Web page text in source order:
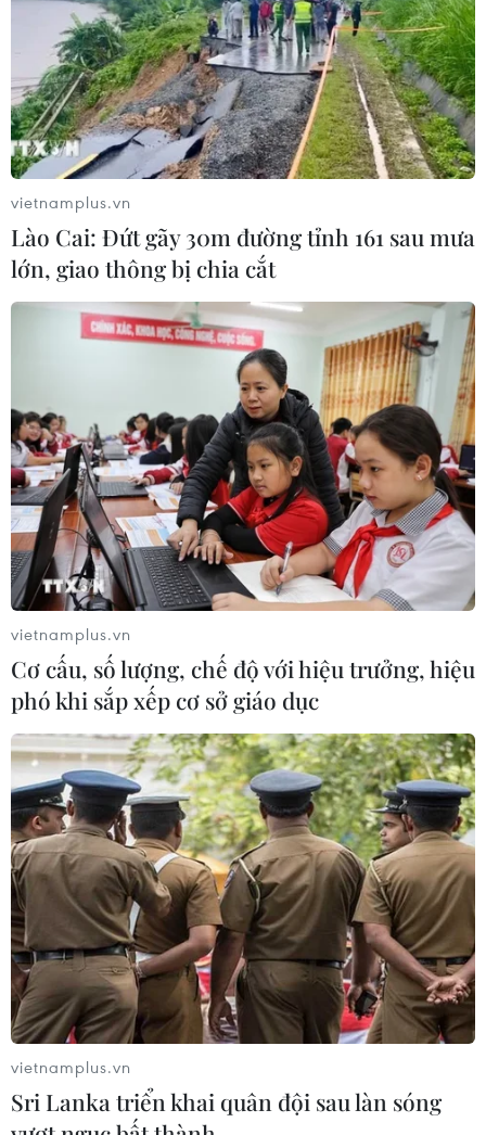
TIN CÙNG CHUYÊN MỤC
Hàn Quốc áp dụng ưu đãi thuế hỗ
vietnamplus.vn
Lào Cai: Đứt gãy 30m đường tỉnh 161 sau mưa
lớn, giao thông bị chia cắt
vietnamplus.vn
Cơ cấu, số lượng, chế độ với hiệu trưởng, hiệu
phó khi sắp xếp cơ sở giáo dục
vietnamplus.vn
Sri Lanka triển khai quân đội sau làn sóng